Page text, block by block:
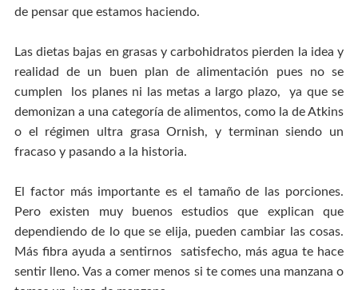
de pensar que estamos haciendo.
Las dietas bajas en grasas y carbohidratos pierden la idea y
realidad de un buen plan de alimentación pues no se
cumplen los planes ni las metas a largo plazo, ya que se
demonizan a una categoría de alimentos, como la de Atkins
o el régimen ultra grasa Ornish, y terminan siendo un
fracaso y pasando a la historia.
El factor más importante es el tamaño de las porciones.
Pero existen muy buenos estudios que explican que
dependiendo de lo que se elija, pueden cambiar las cosas.
Más fibra ayuda a sentirnos satisfecho, más agua te hace
sentir lleno. Vas a comer menos si te comes una manzana o